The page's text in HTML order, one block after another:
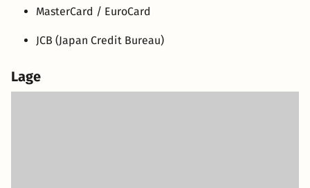
MasterCard / EuroCard
JCB (Japan Credit Bureau)
Lage